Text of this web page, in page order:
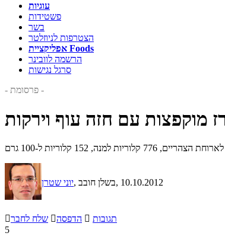
עוגיות
פשטידות
בשר
הצטרפות לניוזלטר
אפליקציית Foods
הרשמה לוובינר
סרגל נגישות
- פרסומת -
מוקפצות עם חזה עוף וירקות
152 קלוריות ל-100 גרם
יוני שטרן , בשלן חובב, 10.10.2012
שלח לחבר הדפסה  תגובות
5